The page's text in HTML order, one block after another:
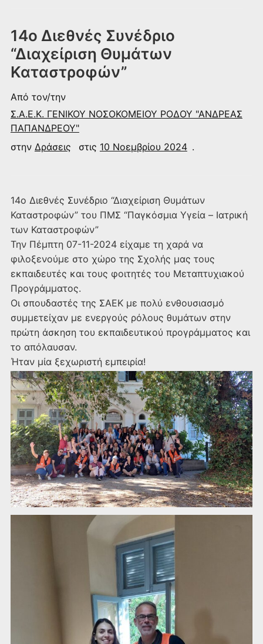
14ο Διεθνές Συνέδριο
“Διαχείριση Θυμάτων
Καταστροφών”
Από τον/την
Σ.Α.Ε.Κ. ΓΕΝΙΚΟΥ ΝΟΣΟΚΟΜΕΙΟΥ ΡΟΔΟΥ "ΑΝΔΡΕΑΣ
ΠΑΠΑΝΔΡΕΟΥ"
στην Δράσεις στις 10 Νοεμβρίου 2024 .
14ο Διεθνές Συνέδριο “Διαχείριση Θυμάτων
Καταστροφών” του ΠΜΣ “Παγκόσμια Υγεία – Ιατρική
των Καταστροφών”
Την Πέμπτη 07-11-2024 είχαμε τη χαρά να
φιλοξενούμε στο χώρο της Σχολής μας τους
εκπαιδευτές και τους φοιτητές του Μεταπτυχιακού
Προγράμματος.
Οι σπουδαστές της ΣΑΕΚ με πολύ ενθουσιασμό
συμμετείχαν με ενεργούς ρόλους θυμάτων στην
πρώτη άσκηση του εκπαιδευτικού προγράμματος και
το απόλαυσαν.
Ήταν μία ξεχωριστή εμπειρία!